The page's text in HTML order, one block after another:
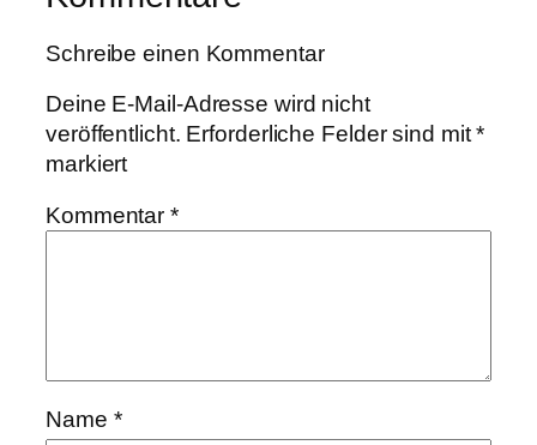
Schreibe einen Kommentar
Deine E-Mail-Adresse wird nicht
veröffentlicht. Erforderliche Felder sind mit*
markiert
Kommentar*
Name *